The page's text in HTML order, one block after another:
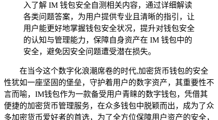
入了解 IM 钱包安全自测相关内容，通过详细解读
各类问题答案，为用户提供专业且清晰的指引，让
用户能更好地掌握钱包安全状况，提升对钱包安全
的认知与管理能力，保障自身资产在 IM 钱包中的
安全，避免因安全问题遭受潜在损失。
在当今这个数字化浪潮席卷的时代,加密货币钱包的安全
性犹如一座坚固的堡垒，守护着用户的数字资产，其重要性不
言而喻，IM钱包作为一款备受用户青睐的数字钱包，凭借其
便捷的加密货币管理服务，在众多钱包中脱颖而出，成为了众
多加密货币爱好者的首选，为了全方位保障用户资产的安全，